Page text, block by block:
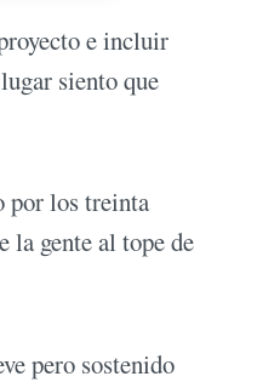
e incluir
siento que
por los treinta
la gente al tope de
pero sostenido